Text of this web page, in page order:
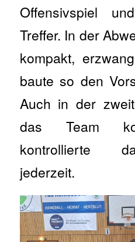
Offensivspiel
Treffer. In der
kompakt,
baute so den
Auch in der
das Team
kontrollierte
jederzeit.